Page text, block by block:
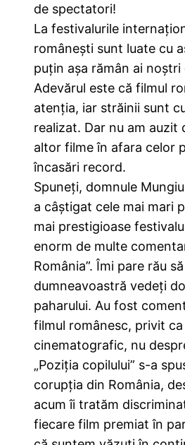
de spectatori!
La festivalurile
românești sunt luate cu
puțin așa rămân ai noștri
Adevărul este că filmul
atenția, iar străinii sunt
realizat. Dar nu am auzit
altor filme în afara celor
încasări record.
Spuneți, domnule
a câștigat cele mai mari
mai prestigioase
enorm de multe
România”. Îmi pare rău
dumneavoastră vedeți
paharului. Au fost
filmul românesc, privit
cinematografic, nu
„Poziția copilului” s-a
corupția din România,
acum îi tratăm
fiecare film premiat în